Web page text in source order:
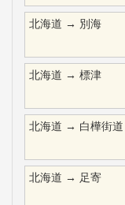
北海道 → 別海
北海道 → 標津
北海道 → 白樺街道
北海道 → 足寄